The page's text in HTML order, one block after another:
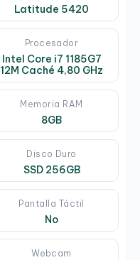
Latitude 5420
Procesador
Intel Core i7 1185G7
12M Caché 4,80 GHz
Memoria RAM
8GB
Disco Duro
SSD 256GB
Pantalla Táctil
No
Webcam